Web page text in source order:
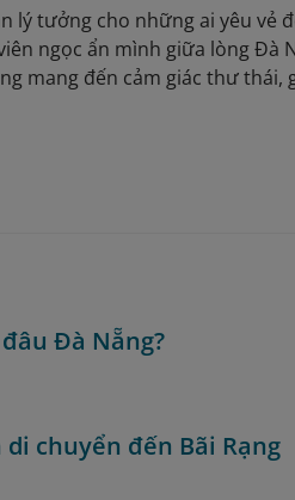
lý tưởng cho những ai yêu
ngọc ẩn mình giữa lòng Đà
mang đến cảm giác thư
Đà Nẵng?
di chuyển đến Bãi Rạng